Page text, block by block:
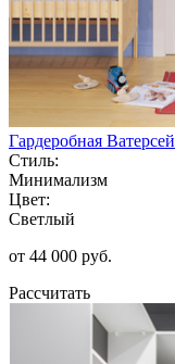
Гардеробная Ватерсей
Стиль:
Минимализм
Цвет:
Светлый
от 44 000 руб.
Рассчитать